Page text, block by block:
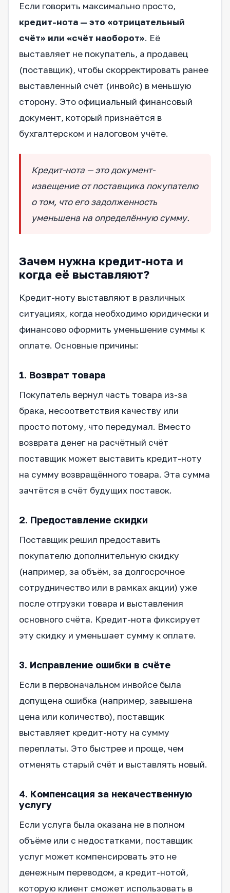
Если говорить максимально просто,
кредит-нота — это «отрицательный
счёт» или «счёт наоборот». Её
выставляет не покупатель, а продавец
(поставщик), чтобы скорректировать ранее
выставленный счёт (инвойс) в меньшую
сторону. Это официальный финансовый
документ, который признаётся в
бухгалтерском и налоговом учёте.
Кредит-нота — это документ-
извещение от поставщика покупателю
о том, что его задолженность
уменьшена на определённую сумму.
Зачем нужна кредит-нота и
когда её выставляют?
Кредит-ноту выставляют в различных
ситуациях, когда необходимо юридически и
финансово оформить уменьшение суммы к
оплате. Основные причины:
1. Возврат товара
Покупатель вернул часть товара из-за
брака, несоответствия качеству или
просто потому, что передумал. Вместо
возврата денег на расчётный счёт
поставщик может выставить кредит-ноту
на сумму возвращённого товара. Эта сумма
зачтётся в счёт будущих поставок.
2. Предоставление скидки
Поставщик решил предоставить
покупателю дополнительную скидку
(например, за объём, за долгосрочное
сотрудничество или в рамках акции) уже
после отгрузки товара и выставления
основного счёта. Кредит-нота фиксирует
эту скидку и уменьшает сумму к оплате.
3. Исправление ошибки в счёте
Если в первоначальном инвойсе была
допущена ошибка (например, завышена
цена или количество), поставщик
выставляет кредит-ноту на сумму
переплаты. Это быстрее и проще, чем
отменять старый счёт и выставлять новый.
4. Компенсация за некачественную
услугу
Если услуга была оказана не в полном
объёме или с недостатками, поставщик
услуг может компенсировать это не
денежным переводом, а кредит-нотой,
которую клиент сможет использовать в